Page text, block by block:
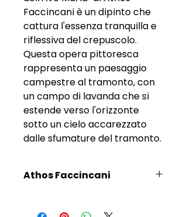
Faccincani è un dipinto che
cattura l'essenza tranquilla e
riflessiva del crepuscolo.
Questa opera pittoresca
rappresenta un paesaggio
campestre al tramonto, con
un campo di lavanda che si
estende verso l'orizzonte
sotto un cielo accarezzato
dalle sfumature del tramonto.
Athos Faccincani